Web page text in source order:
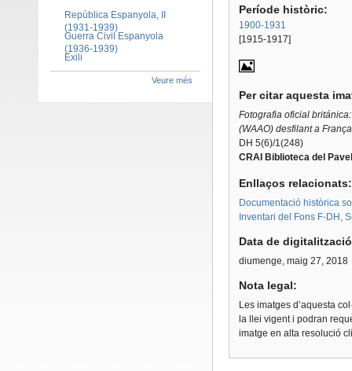
Període històric:
1900-1931
[1915-1917]
Per citar aquesta
Fotografia oficial
(WAAO) desfilant a
DH 5(6)/1(248)
CRAI Biblioteca del
Enllaços
Documentació històrica
Inventari del Fons F-DH,
Data de
diumenge, maig 27, 2018
Nota legal:
Les imatges d’aquesta
la llei vigent i podran
imatge en alta resolució
República Espanyola, II
(1931-1939)
Guerra Civil Espanyola
(1936-1939)
Exili
Veure més